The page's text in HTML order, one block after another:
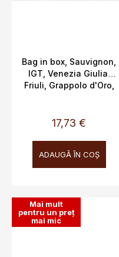
Bag in box, Sauvignon,
IGT, Venezia Giulia,
Friuli, Grappolo d'Oro,
17,73 €
ADAUGĂ ÎN COŞ
Mai mult
pentru un preț
mai mic